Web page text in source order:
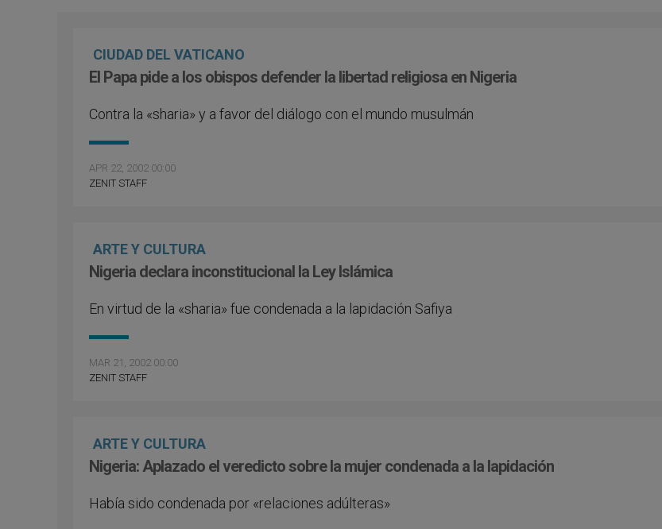
CIUDAD DEL VATICANO
El Papa pide a los obispos defender la libertad religiosa en Nigeria
Contra la «sharia» y a favor del diálogo con el mundo musulmán
APR 22, 2002 00:00
ZENIT STAFF
ARTE Y CULTURA
Nigeria declara inconstitucional la Ley Islámica
En virtud de la «sharia» fue condenada a la lapidación Safiya
MAR 21, 2002 00:00
ZENIT STAFF
ARTE Y CULTURA
Nigeria: Aplazado el veredicto sobre la mujer condenada a la lapidación
Había sido condenada por «relaciones adúlteras»